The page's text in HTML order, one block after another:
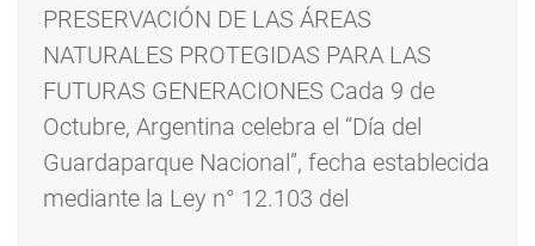
PRESERVACIÓN DE LAS ÁREAS
NATURALES PROTEGIDAS PARA LAS
FUTURAS GENERACIONES Cada 9 de
Octubre, Argentina celebra el “Día del
Guardaparque Nacional”, fecha establecida
mediante la Ley n° 12.103 del